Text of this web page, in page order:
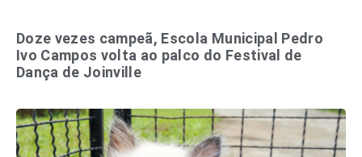
Doze vezes campeã, Escola Municipal Pedro
Ivo Campos volta ao palco do Festival de
Dança de Joinville